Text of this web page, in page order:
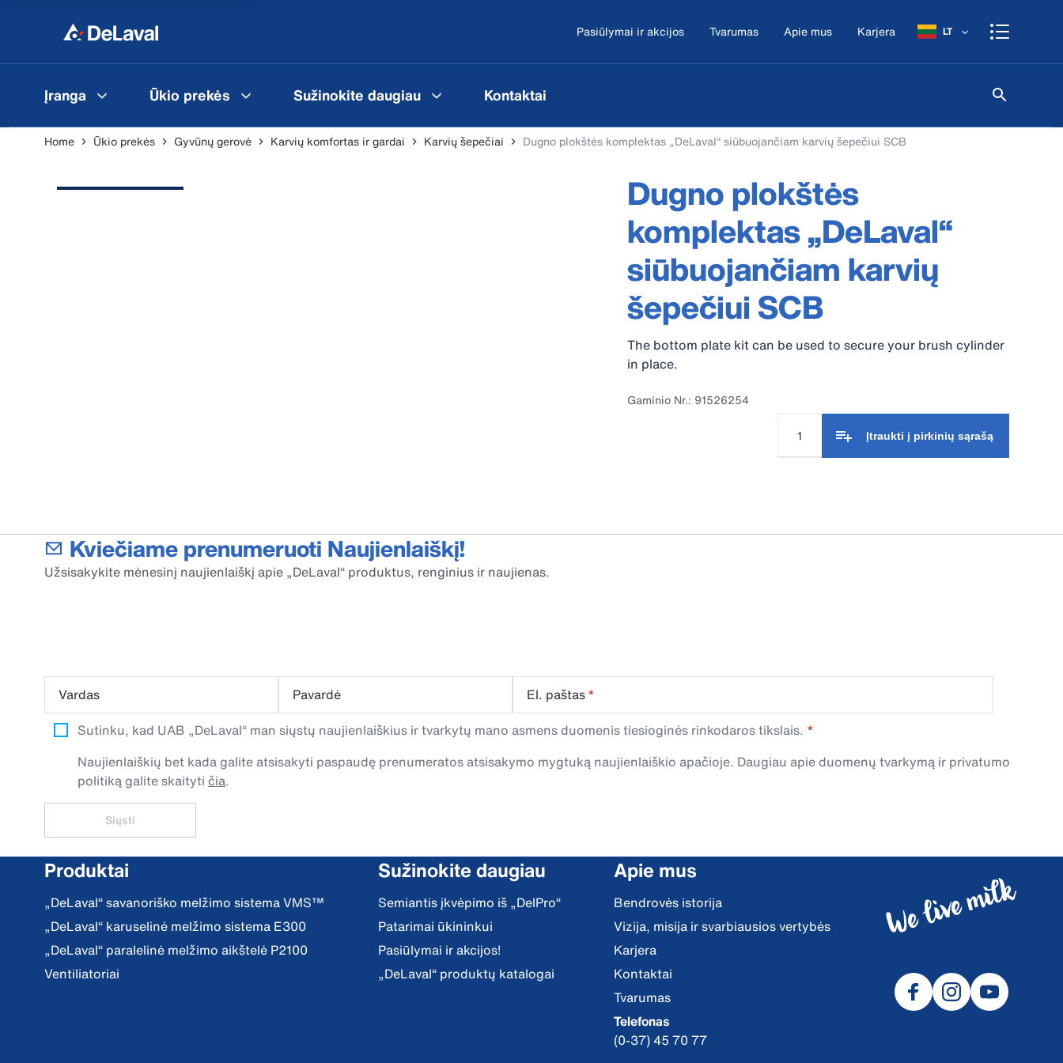
Pasiūlymai ir akcijos Tvarumas Apie mus Karjera LT
Įranga Ūkio prekės Sužinokite daugiau Kontaktai
Home Ūkio prekės Gyvūnų gerovė Karvių komfortas ir gardai Karvių šepečiai Dugno plokštės komplektas „DeLaval“ siūbuojančiam karvių šepečiui SCB
Dugno plokštės
komplektas „DeLaval“
siūbuojančiam karvių
šepečiui SCB
The bottom plate kit can be used to secure your brush cylinder
in place.
Gaminio Nr.: 91526254
Įtraukti į pirkinių sąrašą
Kviečiame prenumeruoti Naujienlaiškį!
Užsisakykite mėnesinį naujienlaiškį apie „DeLaval“ produktus, renginius ir naujienas.
Vardas Pavardė El. paštas*
Sutinku, kad UAB „DeLaval“ man siųstų naujienlaiškius ir tvarkytų mano asmens duomenis tiesioginės rinkodaros tikslais.
Naujienlaiškių bet kada galite atsisakyti paspaudę prenumeratos atsisakymo mygtuką naujienlaiškio apačioje. Daugiau apie duomenų tvarkymą ir privatumo
politiką galite skaityti čia.
Siųsti
Produktai
„DeLaval“ savanoriško melžimo sistema VMS™
„DeLaval“ karuselinė melžimo sistema E300
„DeLaval“ paralelinė melžimo aikštelė P2100
Ventiliatoriai
Sužinokite daugiau
Semiantis įkvėpimo iš „DelPro“
Patarimai ūkininkui
Pasiūlymai ir akcijos!
„DeLaval“ produktų katalogai
Apie mus
Bendrovės istorija
Vizija, misija ir svarbiausios vertybės
Karjera
Kontaktai
Tvarumas
Telefonas
(0-37) 45 70 77